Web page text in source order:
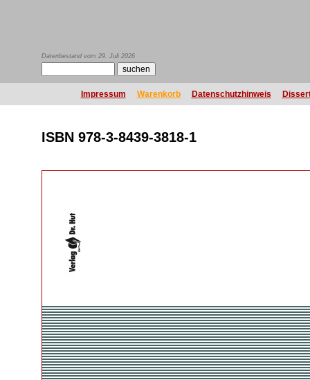
Datenbestand vom 29. Juli 2026
Impressum Warenkorb Datenschutzhinweis
ISBN 978-3-8439-3818-1